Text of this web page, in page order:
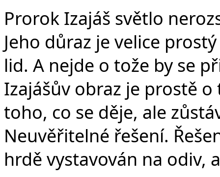
Prorok Izajáš světlo
Jeho důraz je velice
lid. A nejde o tože by se
Izajášův obraz je prostě
toho, co se děje, ale
Neuvěřitelné řešení.
hrdě vystavován na odiv,